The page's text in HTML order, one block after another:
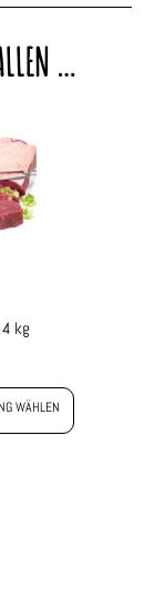
…
kg
WÄHLEN